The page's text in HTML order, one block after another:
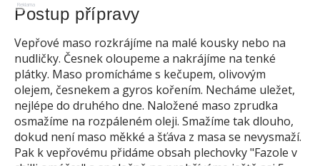
Reklama
Postup přípravy
Vepřové maso rozkrájíme na malé kousky nebo na
nudličky. Česnek oloupeme a nakrájíme na tenké
plátky. Maso promícháme s kečupem, olivovým
olejem, česnekem a gyros kořením. Necháme uležet,
nejlépe do druhého dne. Naložené maso zprudka
osmažíme na rozpáleném oleji. Smažíme tak dlouho,
dokud není maso měkké a šťáva z masa se nevysmaží.
Pak k vepřovému přidáme obsah plechovky "Fazole v